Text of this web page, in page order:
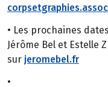
• Les prochaines
Jérôme Bel et Estelle
sur jeromebel.fr
•